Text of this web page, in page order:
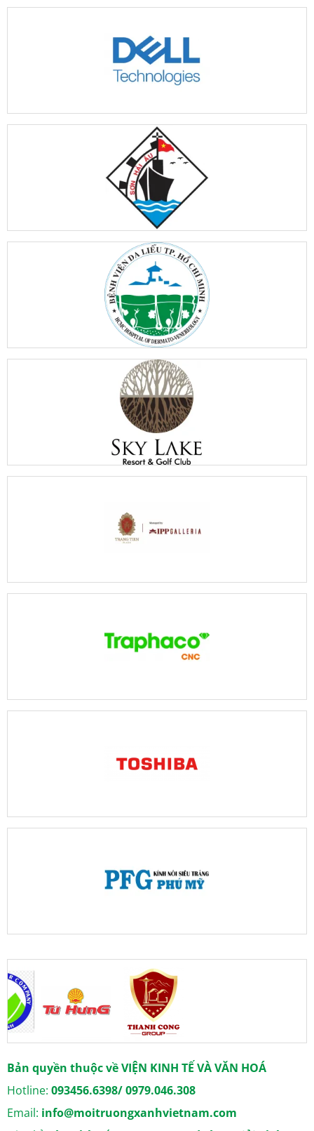
Bản quyền thuộc về VIỆN KINH TẾ VÀ VĂN HOÁ
Hotline: 093456.6398/ 0979.046.308
Email: info@moitruongxanhvietnam.com